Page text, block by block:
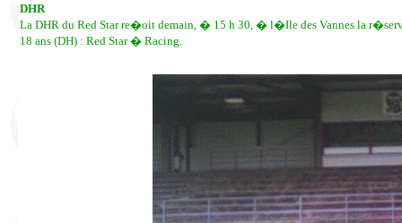
DHR
La DHR du Red Star re�oit demain, � 15 h 30, � l�Ile des Vannes la
18 ans (DH) : Red Star � Racing.